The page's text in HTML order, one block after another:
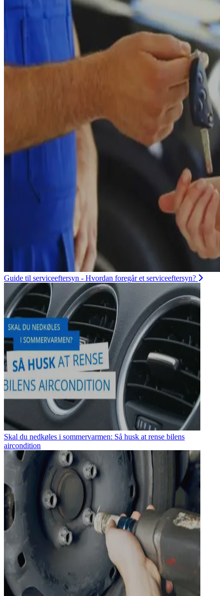
Guide til serviceeftersyn - Hvordan foregår et serviceeftersyn?
Skal du nedkøles i sommervarmen: Så husk at rense bilens
aircondition